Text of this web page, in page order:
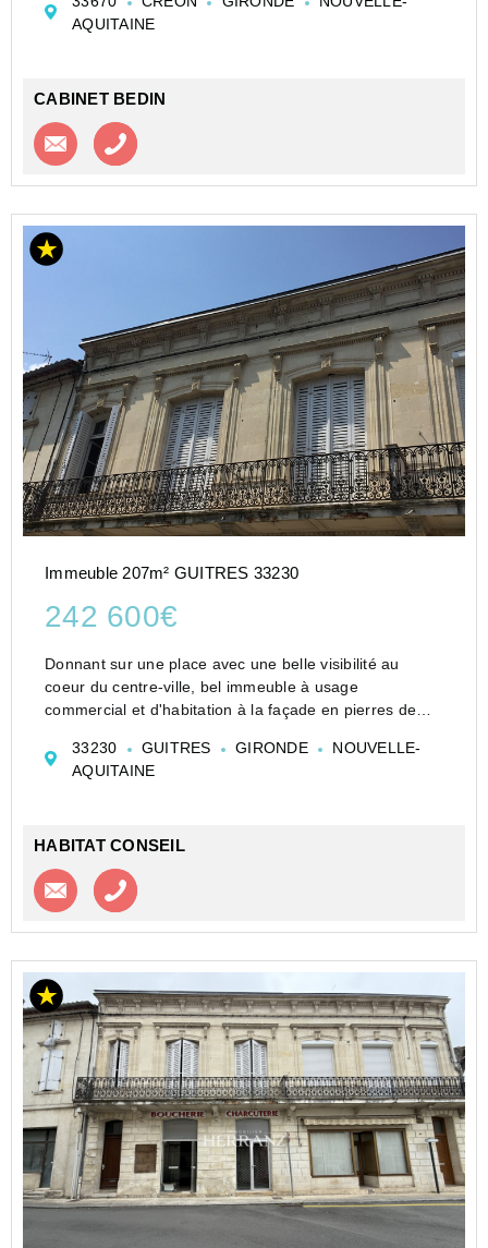
recherchant un emplacement stratégique. L'ensemble
AQUITAINE
CABINET BEDIN
Contacter l'agence
Immeuble 207m² GUITRES 33230
242 600€
Donnant sur une place avec une belle visibilité au
coeur du centre-ville, bel immeuble à usage
commercial et d'habitation à la façade en pierres de
environ au rez-de-chaussée avec boutique, laboratoire,
rése...
33230 GUITRES GIRONDE
NOUVELLE-
AQUITAINE
HABITAT CONSEIL
Contacter l'agence